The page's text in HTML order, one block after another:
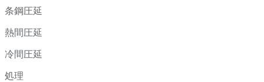
条鋼圧延
熱間圧延
冷間圧延
処理